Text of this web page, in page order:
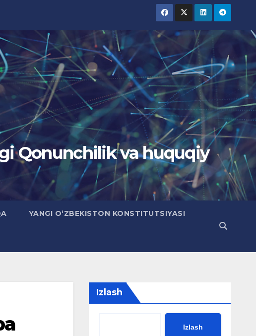
Qonunchilik va huquqiy
YANGI O‘ZBEKISTON KONSTITUTSIYASI
Izlash
Izlash